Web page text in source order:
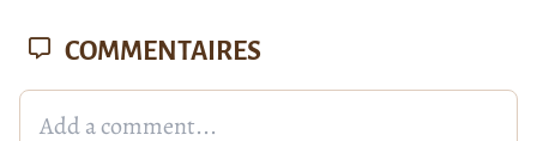
COMMENTAIRES